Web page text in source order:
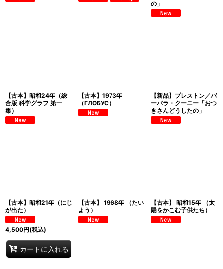
の」
【古本】昭和24年（総
合版 科学グラフ 第一
集）
【古本】1973年
（ГЛОБУС）
【新品】プレストン／バ
ーバラ・クーニー「おつ
きさんどうしたの」
【古本】昭和21年（にじ
が出た）
4,500円(税込)
カートに入れる
【古本】 1968年 （たい
よう）
【古本】 昭和15年 （太
陽をかこむ子供たち）